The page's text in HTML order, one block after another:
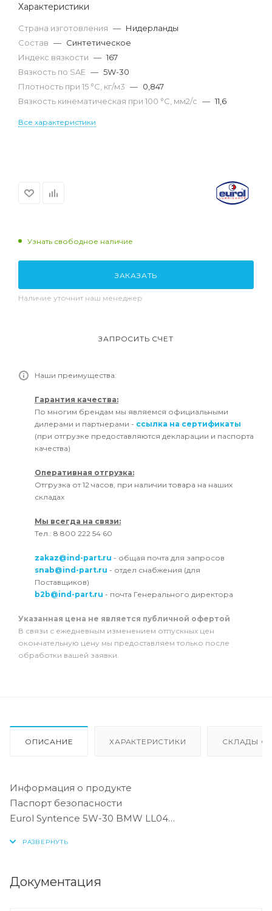
Характеристики
Страна изготовления — Нидерланды
Состав — Синтетическое
Индекс вязкости — 167
Вязкость по SAE — 5W-30
Плотность при 15 °С, кг/м3 — 0,847
Вязкость кинематическая при 100 °С, мм2/с — 11,6
Все характеристики
Узнать свободное наличие
ЗАКАЗАТЬ
Наличие уточнит наш менеджер
ЗАПРОСИТЬ СЧЕТ
Наши преимущества:
Гарантия качества:
По многим брендам мы являемся официальными
дилерами и партнерами - ссылка на сертификаты
(при отгрузке предоставляются декларации и паспорта
качества)
Оперативная отгрузка:
Отгрузка от 12 часов, при наличии товара на наших
складах
Мы всегда на связи:
Тел.: 8 800 222 54 60
zakaz@ind-part.ru - общая почта для запросов
snab@ind-part.ru - отдел снабжения (для
Поставщиков)
b2b@ind-part.ru - почта Генерального директора
Указанная цена не является публичной офертой
В связи с ежедневным изменением отпускных цен
окончательную цену мы предоставляем только после
обработки вашей заявки.
ОПИСАНИЕ ХАРАКТЕРИСТИКИ СКЛАДЫ
Информация о продукте
Паспорт безопасности
Eurol Syntence 5W-30 BMW LL04
Документация